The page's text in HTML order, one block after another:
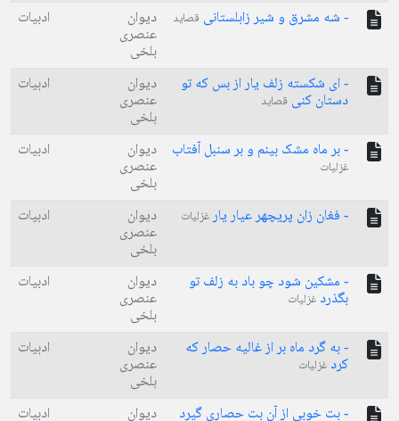
- شه مشرق و شیر زابلستانی قصاید دیوان
عنصری
بلخی
ادبیات
- ای شکسته زلف یار از بس که تو
دستان کنی قصاید
دیوان
عنصری
بلخی
ادبیات
- بر ماه مشک بینم و بر سنبل آفتاب
غزلیات
دیوان
عنصری
بلخی
ادبیات
- فغان زان پریچهر عیار یارغزلیات دیوان
عنصری
بلخی
ادبیات
- مشکین شود چو باد به زلف تو
بگذرد غزلیات
دیوان
عنصری
بلخی
ادبیات
- به گرد ماه بر از غالیه حصار که
کرد غزلیات
دیوان
عنصری
بلخی
ادبیات
- بت خوبی از آن بت حصاری گیرد دیوان ادبیات